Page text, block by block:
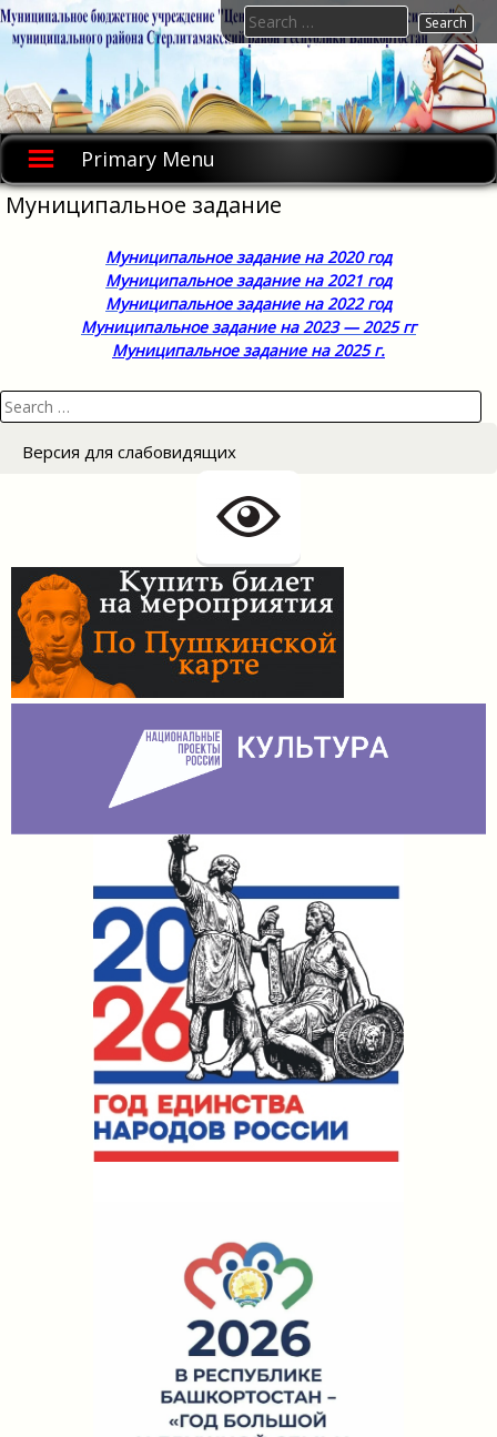
Skip
to
Primary Menu
Search
for:
Муниципальное задание
Муниципальное задание на 2020 год
Муниципальное задание на 2021 год
Муниципальное задание на 2022 год
Муниципальное задание на 2023 — 2025 гг
Муниципальное задание на 2025 г.
Search
for:
Версия для слабовидящих